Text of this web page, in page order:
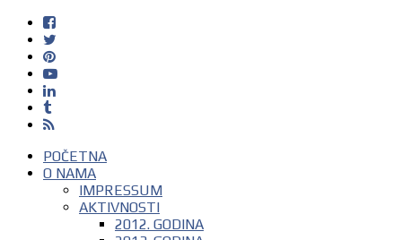
POČETNA
O NAMA
IMPRESSUM
AKTIVNOSTI
2012. GODINA